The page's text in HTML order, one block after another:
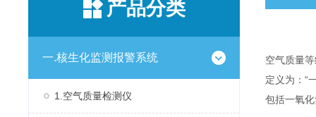
产品分类
一.核生化监测报警系统
1.空气质量检测仪
空气质量
定义为：“
包括一氧